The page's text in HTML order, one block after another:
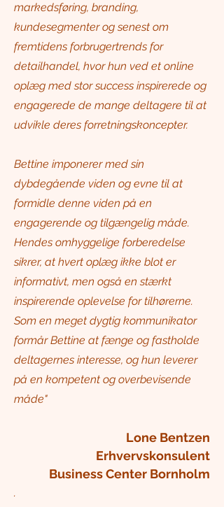
markedsføring, branding,
kundesegmenter og senest om
fremtidens forbrugertrends for
detailhandel, hvor hun ved et online
oplæg med stor success inspirerede og
engagerede de mange deltagere til at
udvikle deres forretningskoncepter.
Bettine imponerer med sin
dybdegående viden og evne til at
formidle denne viden på en
engagerende og tilgængelig måde.
Hendes omhyggelige forberedelse
sikrer, at hvert oplæg ikke blot er
informativt, men også en stærkt
inspirerende oplevelse for tilhørerne.
Som en meget dygtig kommunikator
formår Bettine at fænge og fastholde
deltagernes interesse, og hun leverer
på en kompetent og overbevisende
måde"
Lone Bentzen
Erhvervskonsulent
Business Center Bornholm
.